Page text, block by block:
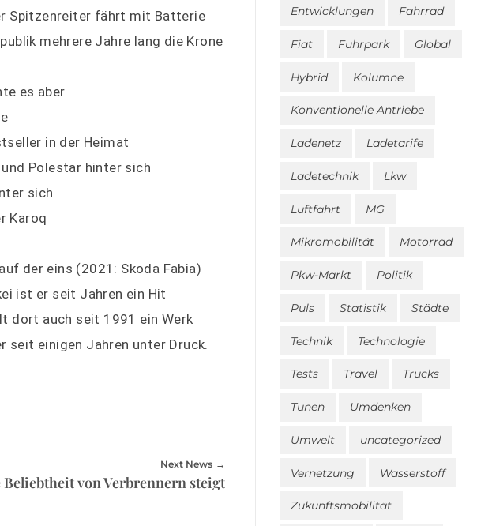
Spitzenreiter fährt mit Batterie
mehrere Jahre lang die Krone
es aber
in der Heimat
Polestar hinter sich
sich
Karoq
der eins (2021: Skoda Fabia)
ist er seit Jahren ein Hit
dort auch seit 1991 ein Werk
seit einigen Jahren unter Druck.
Next News
Beliebtheit von Verbrennern steigt
Entwicklungen Fahrrad
Fiat Fuhrpark Global
Hybrid Kolumne
Konventionelle Antriebe
Ladenetz Ladetarife
Ladetechnik Lkw
Luftfahrt MG
Mikromobilität Motorrad
Pkw-Markt Politik
Puls Statistik Städte
Technik Technologie
Tests Travel Trucks
Tunen Umdenken
Umwelt uncategorized
Vernetzung Wasserstoff
Zukunftsmobilität